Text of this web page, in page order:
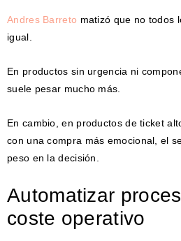
Andres Barreto matizó que no todos
igual.
En productos sin urgencia ni
suele pesar mucho más.
En cambio, en productos de ticket
con una compra más emocional, el
peso en la decisión.
Automatizar
coste operativo